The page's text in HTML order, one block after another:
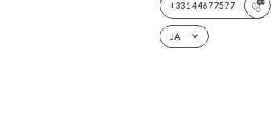
+33144677577
JA